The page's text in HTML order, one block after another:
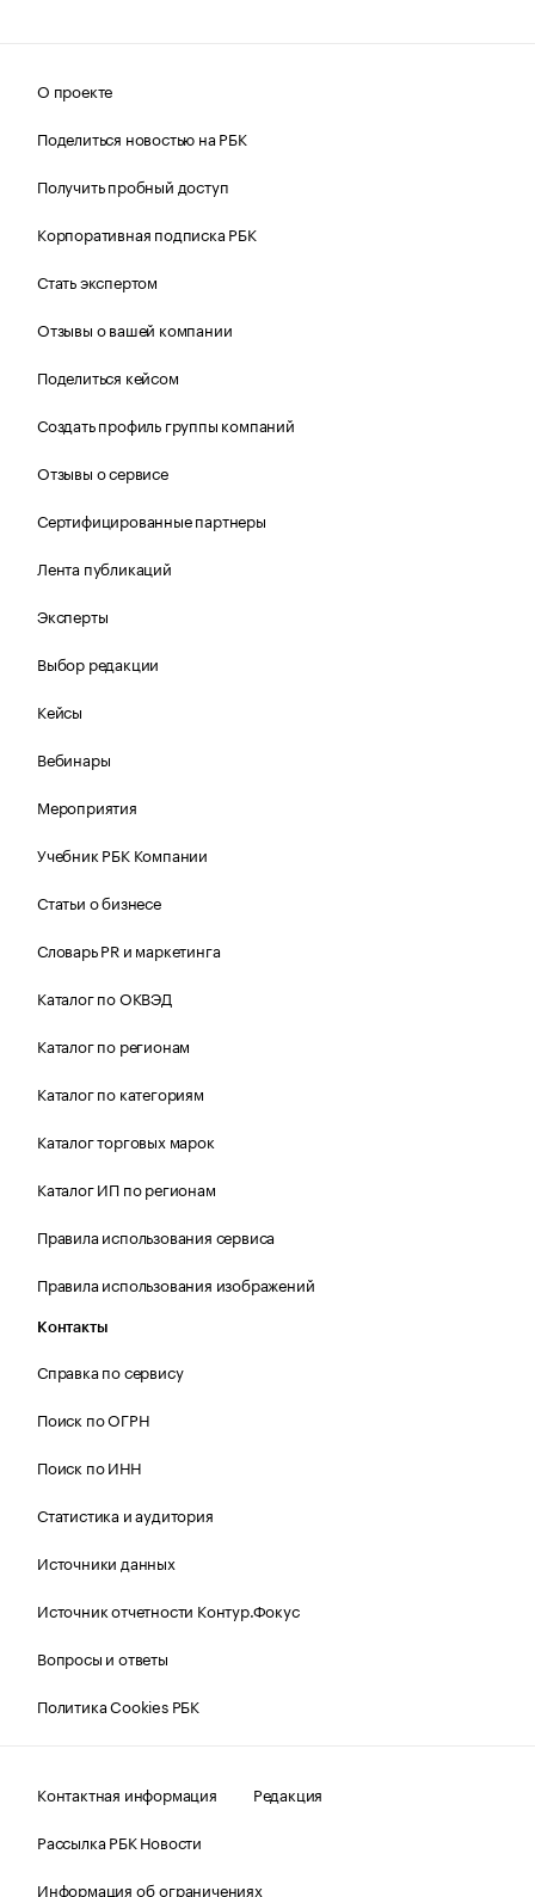
О проекте
Поделиться новостью на РБК
Получить пробный доступ
Корпоративная подписка РБК
Стать экспертом
Отзывы о вашей компании
Поделиться кейсом
Создать профиль группы компаний
Отзывы о сервисе
Сертифицированные партнеры
Лента публикаций
Эксперты
Выбор редакции
Кейсы
Вебинары
Мероприятия
Учебник РБК Компании
Статьи о бизнесе
Словарь PR и маркетинга
Каталог по ОКВЭД
Каталог по регионам
Каталог по категориям
Каталог торговых марок
Каталог ИП по регионам
Правила использования сервиса
Правила использования изображений
Контакты
Справка по сервису
Поиск по ОГРН
Поиск по ИНН
Статистика и аудитория
Источники данных
Источник отчетности Контур.Фокус
Вопросы и ответы
Политика Cookies РБК
Контактная информация
Редакция
Рассылка РБК Новости
Информация об ограничениях